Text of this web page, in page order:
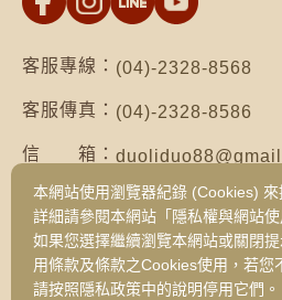
客服專線： (04)-2328-8568
客服傳真： (04)-2328-8586
信 箱：
地 址：台南市仁德區保安
司）
台中市西區健行路
旗艦門市）
本網站使用瀏覽器紀錄 (Cookies) 來
詳細請參閱本網站「隱私權與網站使
如果您選擇繼續瀏覽本網站或關閉
用條款及條款之Cookies使用，若您
請按照隱私政策中的說明停用它們。